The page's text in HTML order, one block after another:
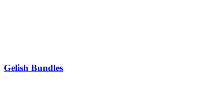
Gelish Bundles